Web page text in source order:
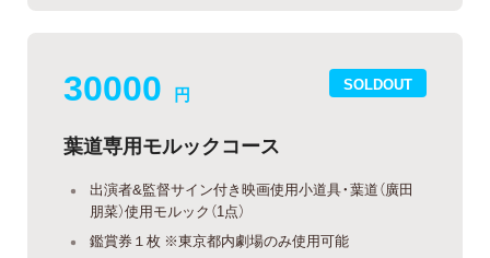
SOLDOUT
30000 円
葉道専用モルックコース
出演者&監督サイン付き映画使用小道具・葉道（廣田
朋菜）使用モルック（1点）
鑑賞券１枚 ※東京都内劇場のみ使用可能